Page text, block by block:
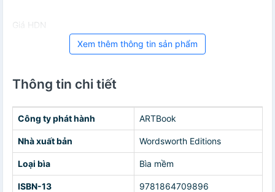
Giá HDN
Xem thêm thông tin sản phẩm
Thông tin chi tiết
Công ty phát hành ARTBook
Nhà xuất bản Wordsworth Editions
Loại bìa Bìa mềm
ISBN-13 9781864709896